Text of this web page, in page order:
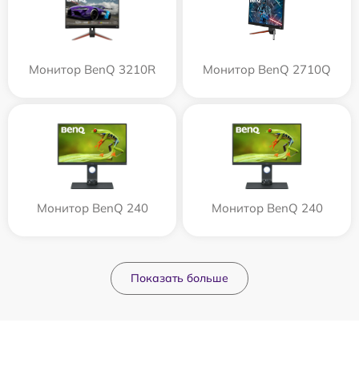
Монитор BenQ 3210R Монитор BenQ 2710Q
Монитор BenQ 240 Монитор BenQ 240
Показать больше